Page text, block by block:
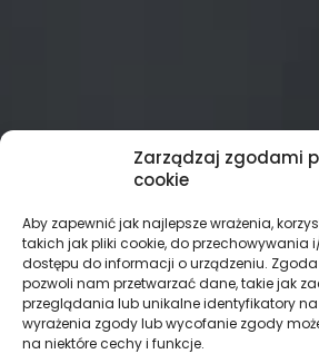
Zarządzaj zgodami
cookie
Aby zapewnić jak najlepsze wrażenia,
takich jak pliki cookie, do przechowywania
dostępu do informacji o urządzeniu.
pozwoli nam przetwarzać dane, takie jak
przeglądania lub unikalne identyfikatory na
wyrażenia zgody lub wycofanie zgody
na niektóre cechy i funkcje.